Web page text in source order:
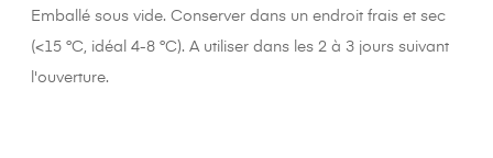
Emballé sous vide. Conserver dans un endroit frais et sec
(<15 °C, idéal 4-8 °C). A utiliser dans les 2 à 3 jours suivant
l'ouverture.